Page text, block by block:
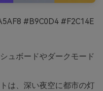
#B9C0D4 #F2C14E
ュボードやダークモード
は、深い夜空に都市の灯